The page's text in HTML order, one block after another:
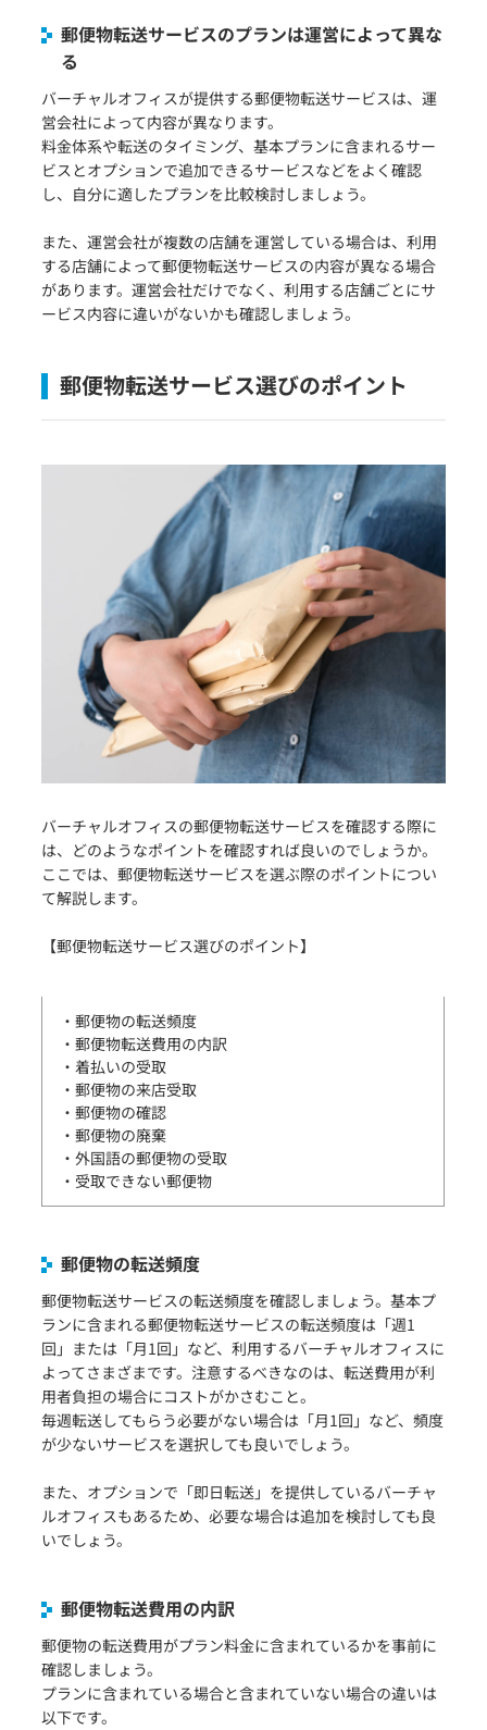
郵便物転送サービスのプランは運営によって異な
る
バーチャルオフィスが提供する郵便物転送サービスは、運
営会社によって内容が異なります。
料金体系や転送のタイミング、基本プランに含まれるサー
ビスとオプションで追加できるサービスなどをよく確認
し、自分に適したプランを比較検討しましょう。
また、運営会社が複数の店舗を運営している場合は、利用
する店舗によって郵便物転送サービスの内容が異なる場合
があります。運営会社だけでなく、利用する店舗ごとにサ
ービス内容に違いがないかも確認しましょう。
郵便物転送サービス選びのポイント
バーチャルオフィスの郵便物転送サービスを確認する際に
は、どのようなポイントを確認すれば良いのでしょうか。
ここでは、郵便物転送サービスを選ぶ際のポイントについ
て解説します。
【郵便物転送サービス選びのポイント】
・郵便物の転送頻度
・郵便物転送費用の内訳
・着払いの受取
・郵便物の来店受取
・郵便物の確認
・郵便物の廃棄
・外国語の郵便物の受取
・受取できない郵便物
郵便物の転送頻度
郵便物転送サービスの転送頻度を確認しましょう。基本プ
ランに含まれる郵便物転送サービスの転送頻度は「週1
回」または「月1回」など、利用するバーチャルオフィスに
よってさまざまです。注意するべきなのは、転送費用が利
用者負担の場合にコストがかさむこと。
毎週転送してもらう必要がない場合は「月1回」など、頻度
が少ないサービスを選択しても良いでしょう。
また、オプションで「即日転送」を提供しているバーチャ
ルオフィスもあるため、必要な場合は追加を検討しても良
いでしょう。
郵便物転送費用の内訳
郵便物の転送費用がプラン料金に含まれているかを事前に
確認しましょう。
プランに含まれている場合と含まれていない場合の違いは
以下です。